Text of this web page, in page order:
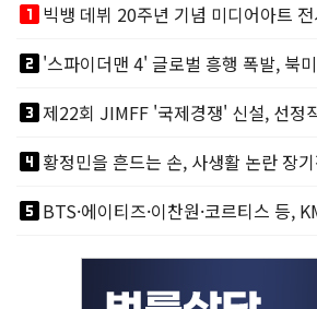
looks_one빅뱅 데뷔 20주년 기념 미디어아트
looks_two'스파이더맨 4' 글로벌 흥행 폭발, 북
looks_3제22회 JIMFF '국제경쟁' 신설, 선정
looks_4
looks_5BTS·에이티즈·이찬원·코르티스 등,